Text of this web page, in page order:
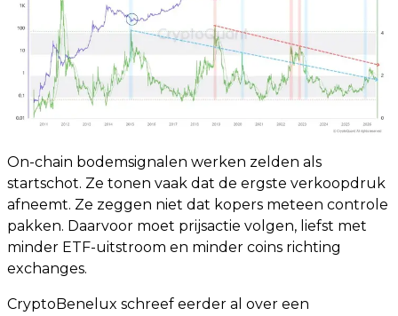
On-chain bodemsignalen werken zelden als
startschot. Ze tonen vaak dat de ergste verkoopdruk
afneemt. Ze zeggen niet dat kopers meteen controle
pakken. Daarvoor moet prijsactie volgen, liefst met
minder ETF-uitstroom en minder coins richting
exchanges.
CryptoBenelux schreef eerder al over een